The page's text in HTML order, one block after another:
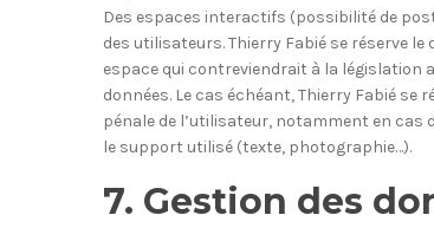
Des espaces interactifs (possibilité de
des utilisateurs. Thierry Fabié se réserve
espace qui contreviendrait à la législation
données. Le cas échéant, Thierry Fabié
pénale de l’utilisateur, notamment en cas
le support utilisé (texte, photographie…).
7. Gestion des